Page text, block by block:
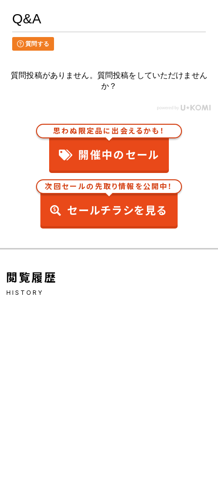
Q&A
質問する
質問投稿がありません。質問投稿をしていただけません
か？
思わぬ限定品に出会えるかも！
開催中のセール
次回セールの先取り情報を公開中！
セールチラシを見る
閲覧履歴
HISTORY